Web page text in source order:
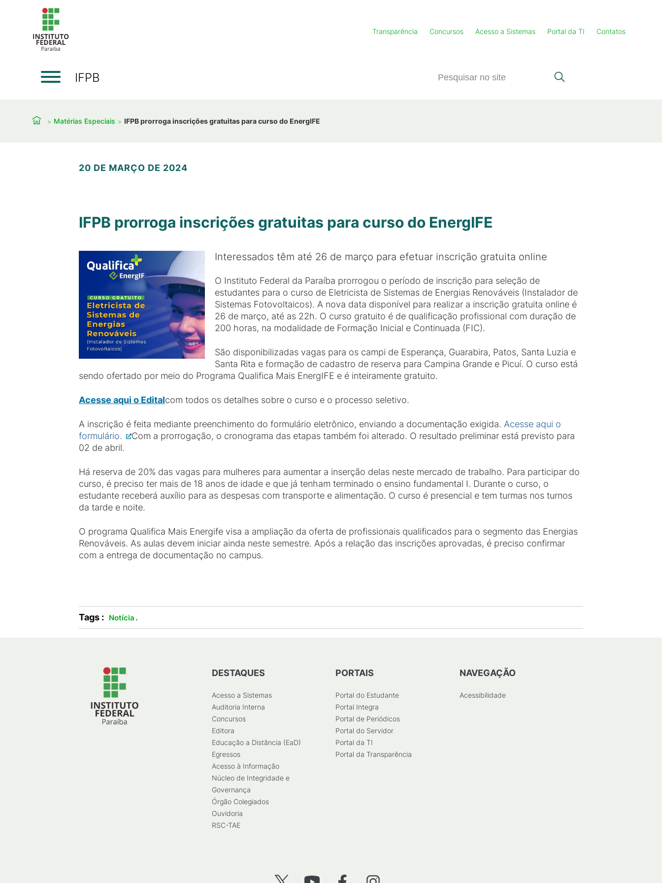
Transparência Concursos Acesso a Sistemas Portal da TI Contatos
IFPB
Matérias Especiais IFPB prorroga inscrições gratuitas para curso do EnergIFE
20 DE MARÇO DE 2024
IFPB prorroga inscrições gratuitas para curso do EnergIFE
Interessados têm até 26 de março para efetuar inscrição gratuita online
O Instituto Federal da Paraíba prorrogou o período de inscrição para seleção de
estudantes para o curso de Eletricista de Sistemas de Energias Renováveis (Instalador de
Sistemas Fotovoltaicos). A nova data disponível para realizar a inscrição gratuita online é
26 de março, até as 22h. O curso gratuito é de qualificação profissional com duração de
200 horas, na modalidade de Formação Inicial e Continuada (FIC).
São disponibilizadas vagas para os campi de Esperança, Guarabira, Patos, Santa Luzia e
Santa Rita e formação de cadastro de reserva para Campina Grande e Picuí. O curso está
sendo ofertado por meio do Programa Qualifica Mais EnergIFE e é inteiramente gratuito.
Acesse aqui o Editalcom todos os detalhes sobre o curso e o processo seletivo.
A inscrição é feita mediante preenchimento do formulário eletrônico, enviando a documentação exigida. Acesse aqui o
formulário.
Com a prorrogação, o cronograma das etapas também foi alterado. O resultado preliminar está previsto para
02 de abril.
Há reserva de 20% das vagas para mulheres para aumentar a inserção delas neste mercado de trabalho. Para participar do
curso, é preciso ter mais de 18 anos de idade e que já tenham terminado o ensino fundamental I. Durante o curso, o
estudante receberá auxílio para as despesas com transporte e alimentação. O curso é presencial e tem turmas nos turnos
da tarde e noite.
O programa Qualifica Mais Energife visa a ampliação da oferta de profissionais qualificados para o segmento das Energias
Renováveis. As aulas devem iniciar ainda neste semestre. Após a relação das inscrições aprovadas, é preciso confirmar
com a entrega de documentação no campus.
Tags : Notícia .
DESTAQUES
Acesso a Sistemas
Auditoria Interna
Concursos
Editora
Educação a Distância (EaD)
Egressos
Acesso à Informação
Núcleo de Integridade e
Governança
Órgão Colegiados
Ouvidoria
RSC-TAE
PORTAIS
Portal do Estudante
Portal Integra
Portal de Periódicos
Portal do Servidor
Portal da TI
Portal da Transparência
NAVEGAÇÃO
Acessibilidade